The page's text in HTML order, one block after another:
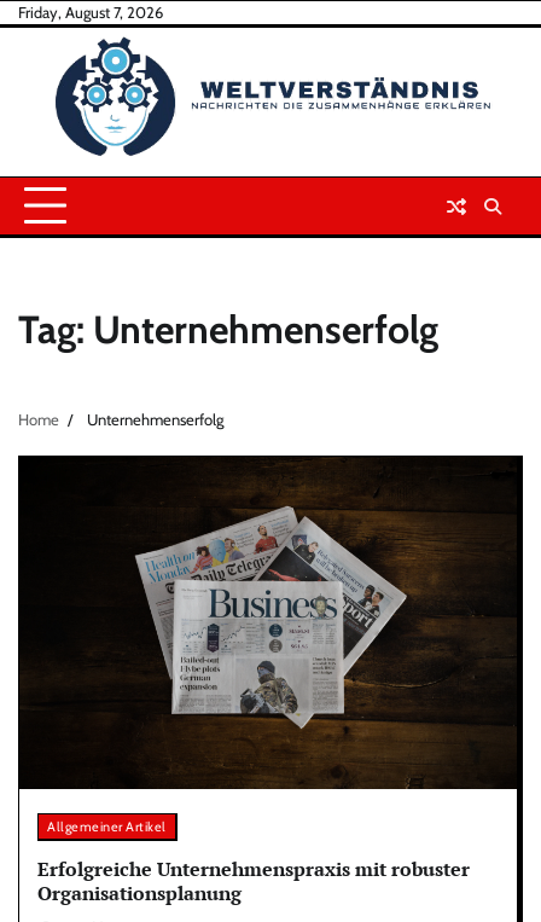
SkipFriday, August 7, 2026
Tag: Unternehmenserfolg
Home Unternehmenserfolg
Allgemeiner Artikel
Erfolgreiche Unternehmenspraxis mit robuster
Organisationsplanung